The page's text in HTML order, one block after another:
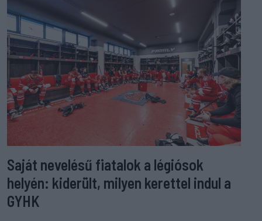
Saját nevelésű fiatalok a légiósok
helyén: kiderült, milyen kerettel indul a
GYHK